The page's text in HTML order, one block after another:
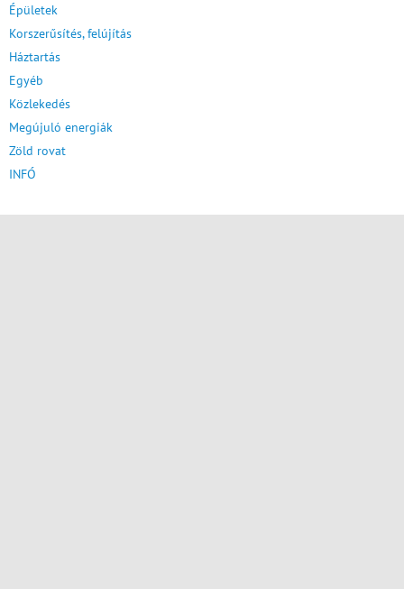
Épületek
Korszerűsítés, felújítás
Háztartás
Egyéb
Közlekedés
Megújuló energiák
Zöld rovat
INFÓ